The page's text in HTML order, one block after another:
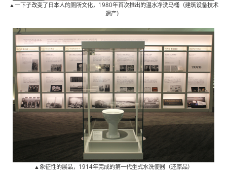
▲一下子改变了日本人的厕所文化，1980年首次推出的温水净洗马桶（建筑设备技术
遗产）
▲象征性的展品，1914年完成的第一代坐式水洗便器（还原品）